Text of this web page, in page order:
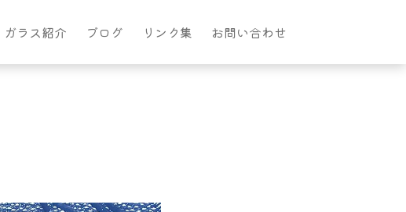
ガラス紹介 ブログ リンク集 お問い合わせ